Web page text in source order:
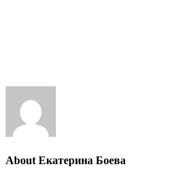
About Екатерина Боева